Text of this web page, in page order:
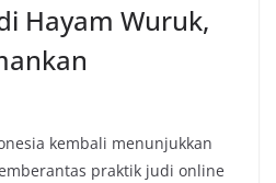
Hayam Wuruk,
kembali menunjukkan
praktik judi online